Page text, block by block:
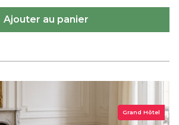
Grand Hôtel